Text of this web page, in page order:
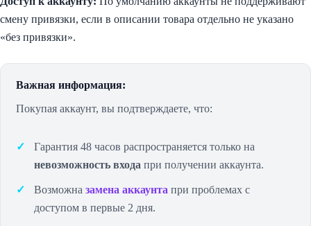
смену привязки, если в описании товара отдельно не указано
«без привязки».
Важная информация:
Покупая аккаунт, вы подтверждаете, что:
Гарантия 48 часов распространяется только на
невозможность входа при получении аккаунта.
Возможна замена аккаунта при проблемах с
доступом в первые 2 дня.